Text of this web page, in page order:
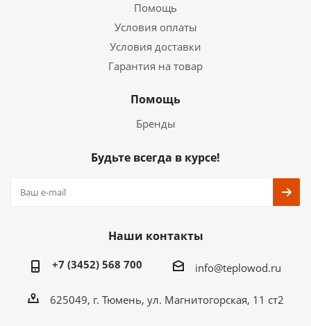
Помощь
Условия оплаты
Условия доставки
Гарантия на товар
Помощь
Бренды
Будьте всегда в курсе!
Наши контакты
+7 (3452) 568 700 info@teplowod.ru
​625049, г. Тюмень, ул. Магнитогорская, 11 ст2